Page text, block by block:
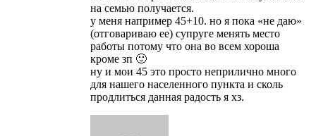
на семью получается.
у меня например 45+10. но я пока «не даю»
(отговариваю ее) супруге менять место
работы потому что она во всем хороша
кроме зп 🙂
ну и мои 45 это просто неприлично много
для нашего населенного пункта и сколь
продлиться данная радость я хз.